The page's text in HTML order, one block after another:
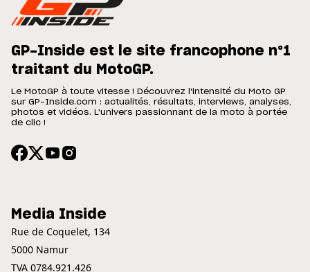
GP-Inside est le site francophone n°1
traitant du MotoGP.
Le MotoGP à toute vitesse ! Découvrez l'intensité du Moto GP
sur GP-Inside.com : actualités, résultats, interviews, analyses,
photos et vidéos. L'univers passionnant de la moto à portée
de clic !
Media Inside
Rue de Coquelet, 134
5000 Namur
TVA 0784.921.426